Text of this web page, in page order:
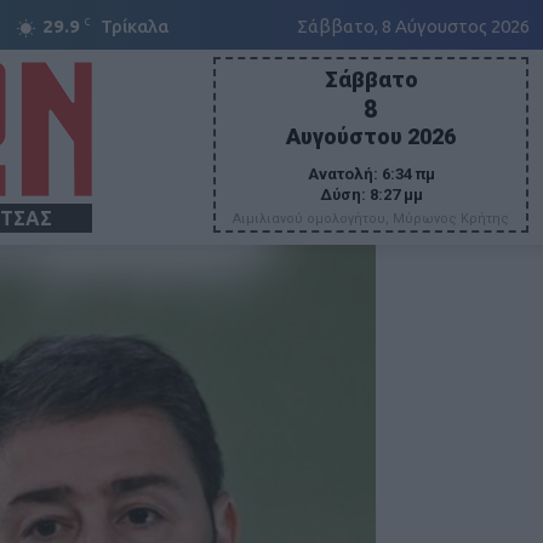
29.9 C Τρίκαλα Σάββατο, 8 Αύγουστος 2026
Σάββατο
8
Αυγούστου 2026
Ανατολή: 6:34 πμ
Δύση: 8:27 μμ
Αιμιλιανού ομολογήτου, Μύρωνος Κρήτης